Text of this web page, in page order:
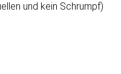
und kein Schrumpf)